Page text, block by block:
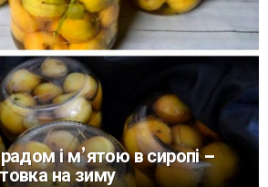
і м’ятою в сиропі –
на зиму